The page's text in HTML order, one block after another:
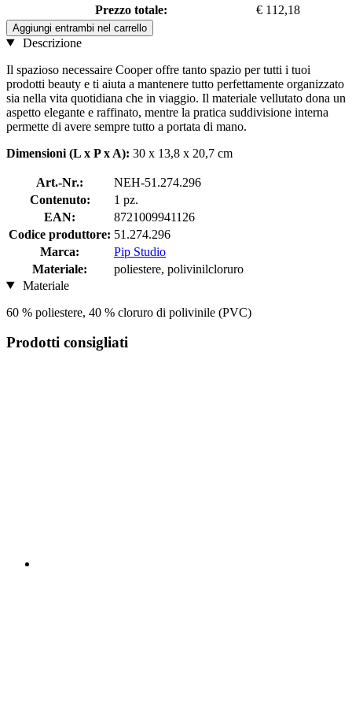
Prezzo totale:
€ 112,18
Aggiungi entrambi nel carrello
Descrizione
Il spazioso necessaire Cooper offre tanto spazio per tutti i tuoi
prodotti beauty e ti aiuta a mantenere tutto perfettamente organizzato
sia nella vita quotidiana che in viaggio. Il materiale vellutato dona un
aspetto elegante e raffinato, mentre la pratica suddivisione interna
permette di avere sempre tutto a portata di mano.
Dimensioni (L x P x A): 30 x 13,8 x 20,7 cm
Art.-Nr.:
NEH-51.274.296
Contenuto:
1 pz.
EAN:
8721009941126
Codice produttore: 51.274.296
Marca:
Pip Studio
Materiale:
poliestere, polivinilcloruro
Materiale
60 % poliestere, 40 % cloruro di polivinile (PVC)
Prodotti consigliati